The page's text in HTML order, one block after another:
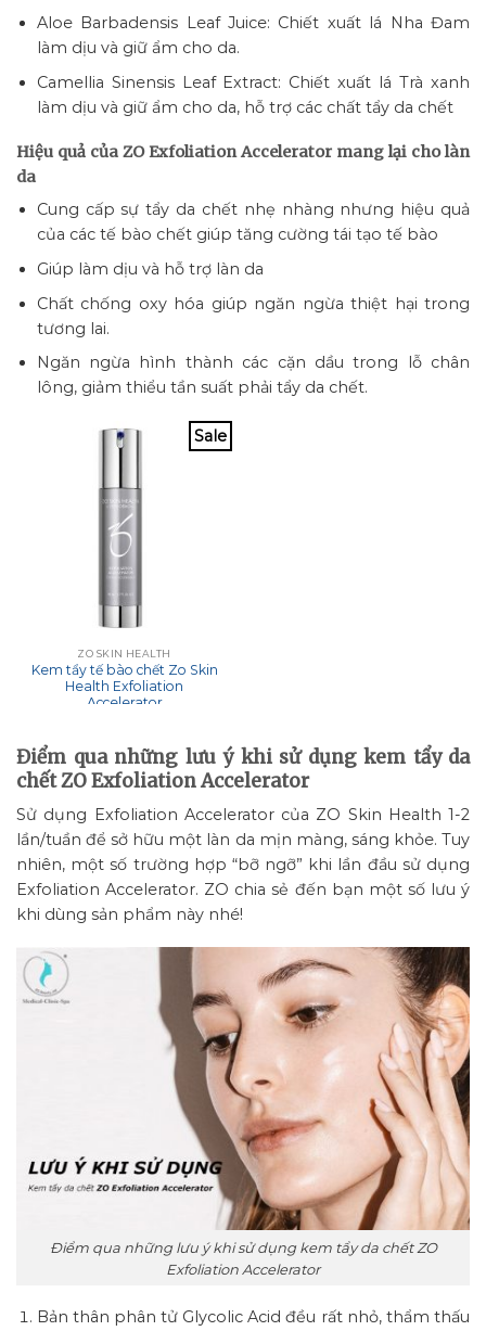
Aloe Barbadensis Leaf Juice: Chiết xuất lá Nha Đam
làm dịu và giữ ẩm cho da.
Camellia Sinensis Leaf Extract: Chiết xuất lá Trà xanh
làm dịu và giữ ẩm cho da, hỗ trợ các chất tẩy da chết
Hiệu quả của ZO Exfoliation Accelerator mang lại cho làn
da
Cung cấp sự tẩy da chết nhẹ nhàng nhưng hiệu quả
của các tế bào chết giúp tăng cường tái tạo tế bào
Giúp làm dịu và hỗ trợ làn da
Chất chống oxy hóa giúp ngăn ngừa thiệt hại trong
tương lai.
Ngăn ngừa hình thành các cặn dầu trong lỗ chân
lông, giảm thiểu tần suất phải tẩy da chết.
Sale
ZO SKIN HEALTH
Kem tẩy tế bào chết Zo Skin
Health Exfoliation
Accelerator
Điểm qua những lưu ý khi sử dụng kem tẩy da
chết ZO Exfoliation Accelerator
Sử dụng Exfoliation Accelerator của ZO Skin Health 1-2
lần/tuần để sở hữu một làn da mịn màng, sáng khỏe. Tuy
nhiên, một số trường hợp “bỡ ngỡ” khi lần đầu sử dụng
Exfoliation Accelerator. ZO chia sẻ đến bạn một số lưu ý
khi dùng sản phẩm này nhé!
Điểm qua những lưu ý khi sử dụng kem tẩy da chết ZO
Exfoliation Accelerator
Bản thân phân tử Glycolic Acid đều rất nhỏ, thẩm thấu